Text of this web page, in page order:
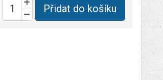
Přidat do košíku